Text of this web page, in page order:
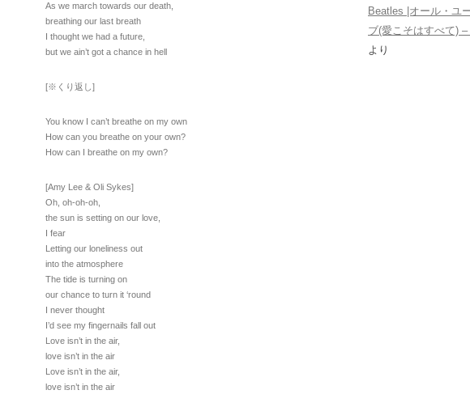
As we march towards our death,
breathing our last breath
I thought we had a future,
but we ain’t got a chance in hell
[※くり返し]
You know I can’t breathe on my own
How can you breathe on your own?
How can I breathe on my own?
[Amy Lee & Oli Sykes]
Oh, oh-oh-oh,
the sun is setting on our love,
I fear
Letting our loneliness out
into the atmosphere
The tide is turning on
our chance to turn it ‘round
I never thought
I’d see my fingernails fall out
Love isn’t in the air,
love isn’t in the air
Love isn’t in the air,
love isn’t in the air
Beatles |オール・ユ
ブ(愛こそはすべて)
より